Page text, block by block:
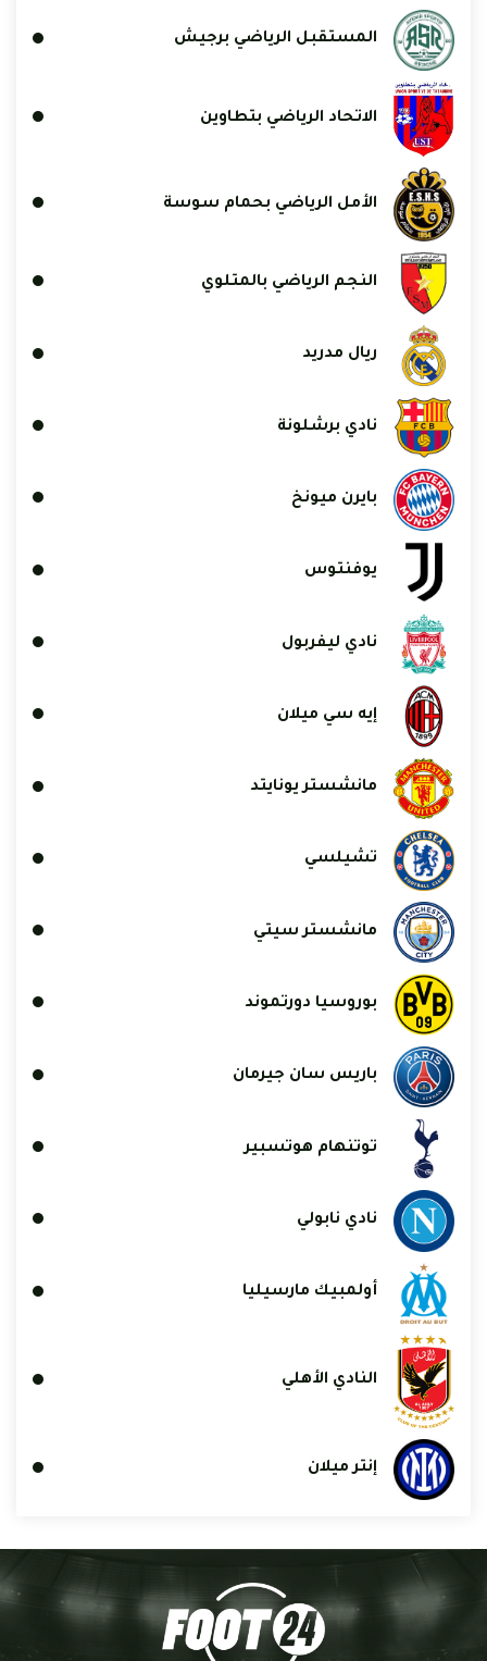
المستقبل الرياضي برجيش
الاتحاد الرياضي بتطاوين
الأمل الرياضي بحمام سوسة
النجم الرياضي بالمتلوي
ريال مدريد
نادي برشلونة
بايرن ميونخ
يوفنتوس
نادي ليفربول
إيه سي ميلان
مانشستر يونايتد
تشيلسي
مانشستر سيتي
بوروسيا دورتموند
باريس سان جيرمان
توتنهام هوتسبير
نادي نابولي
أولمبيك مارسيليا
النادي الأهلي
إنتر ميلان